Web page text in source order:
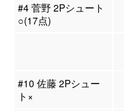
#4 菅野 2Pシュート
○(17点)
#10 佐藤 2Pシュー
ト×